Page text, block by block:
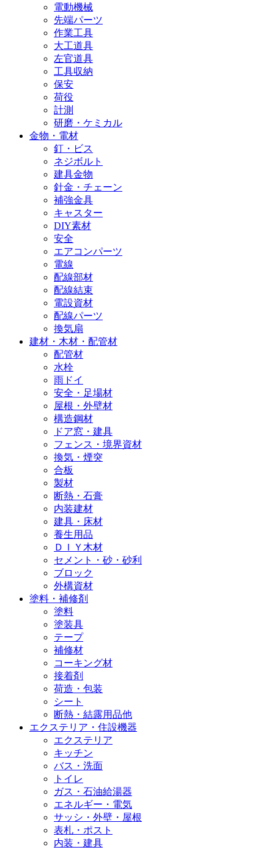
電動機械
先端パーツ
作業工具
大工道具
左官道具
工具収納
保安
荷役
計測
研磨・ケミカル
金物・電材
釘・ビス
ネジボルト
建具金物
針金・チェーン
補強金具
キャスター
DIY素材
安全
エアコンパーツ
電線
配線部材
配線結束
電設資材
配線パーツ
換気扇
建材・木材・配管材
配管材
水栓
雨ドイ
安全・足場材
屋根・外壁材
構造鋼材
ドア窓・建具
フェンス・境界資材
換気・煙突
合板
製材
断熱・石膏
内装建材
建具・床材
養生用品
ＤＩＹ木材
セメント・砂・砂利
ブロック
外構資材
塗料・補修剤
塗料
塗装具
テープ
補修材
コーキング材
接着剤
荷造・包装
シート
断熱・結露用品他
エクステリア・住設機器
エクステリア
キッチン
バス・洗面
トイレ
ガス・石油給湯器
エネルギー・電気
サッシ・外壁・屋根
表札・ポスト
内装・建具